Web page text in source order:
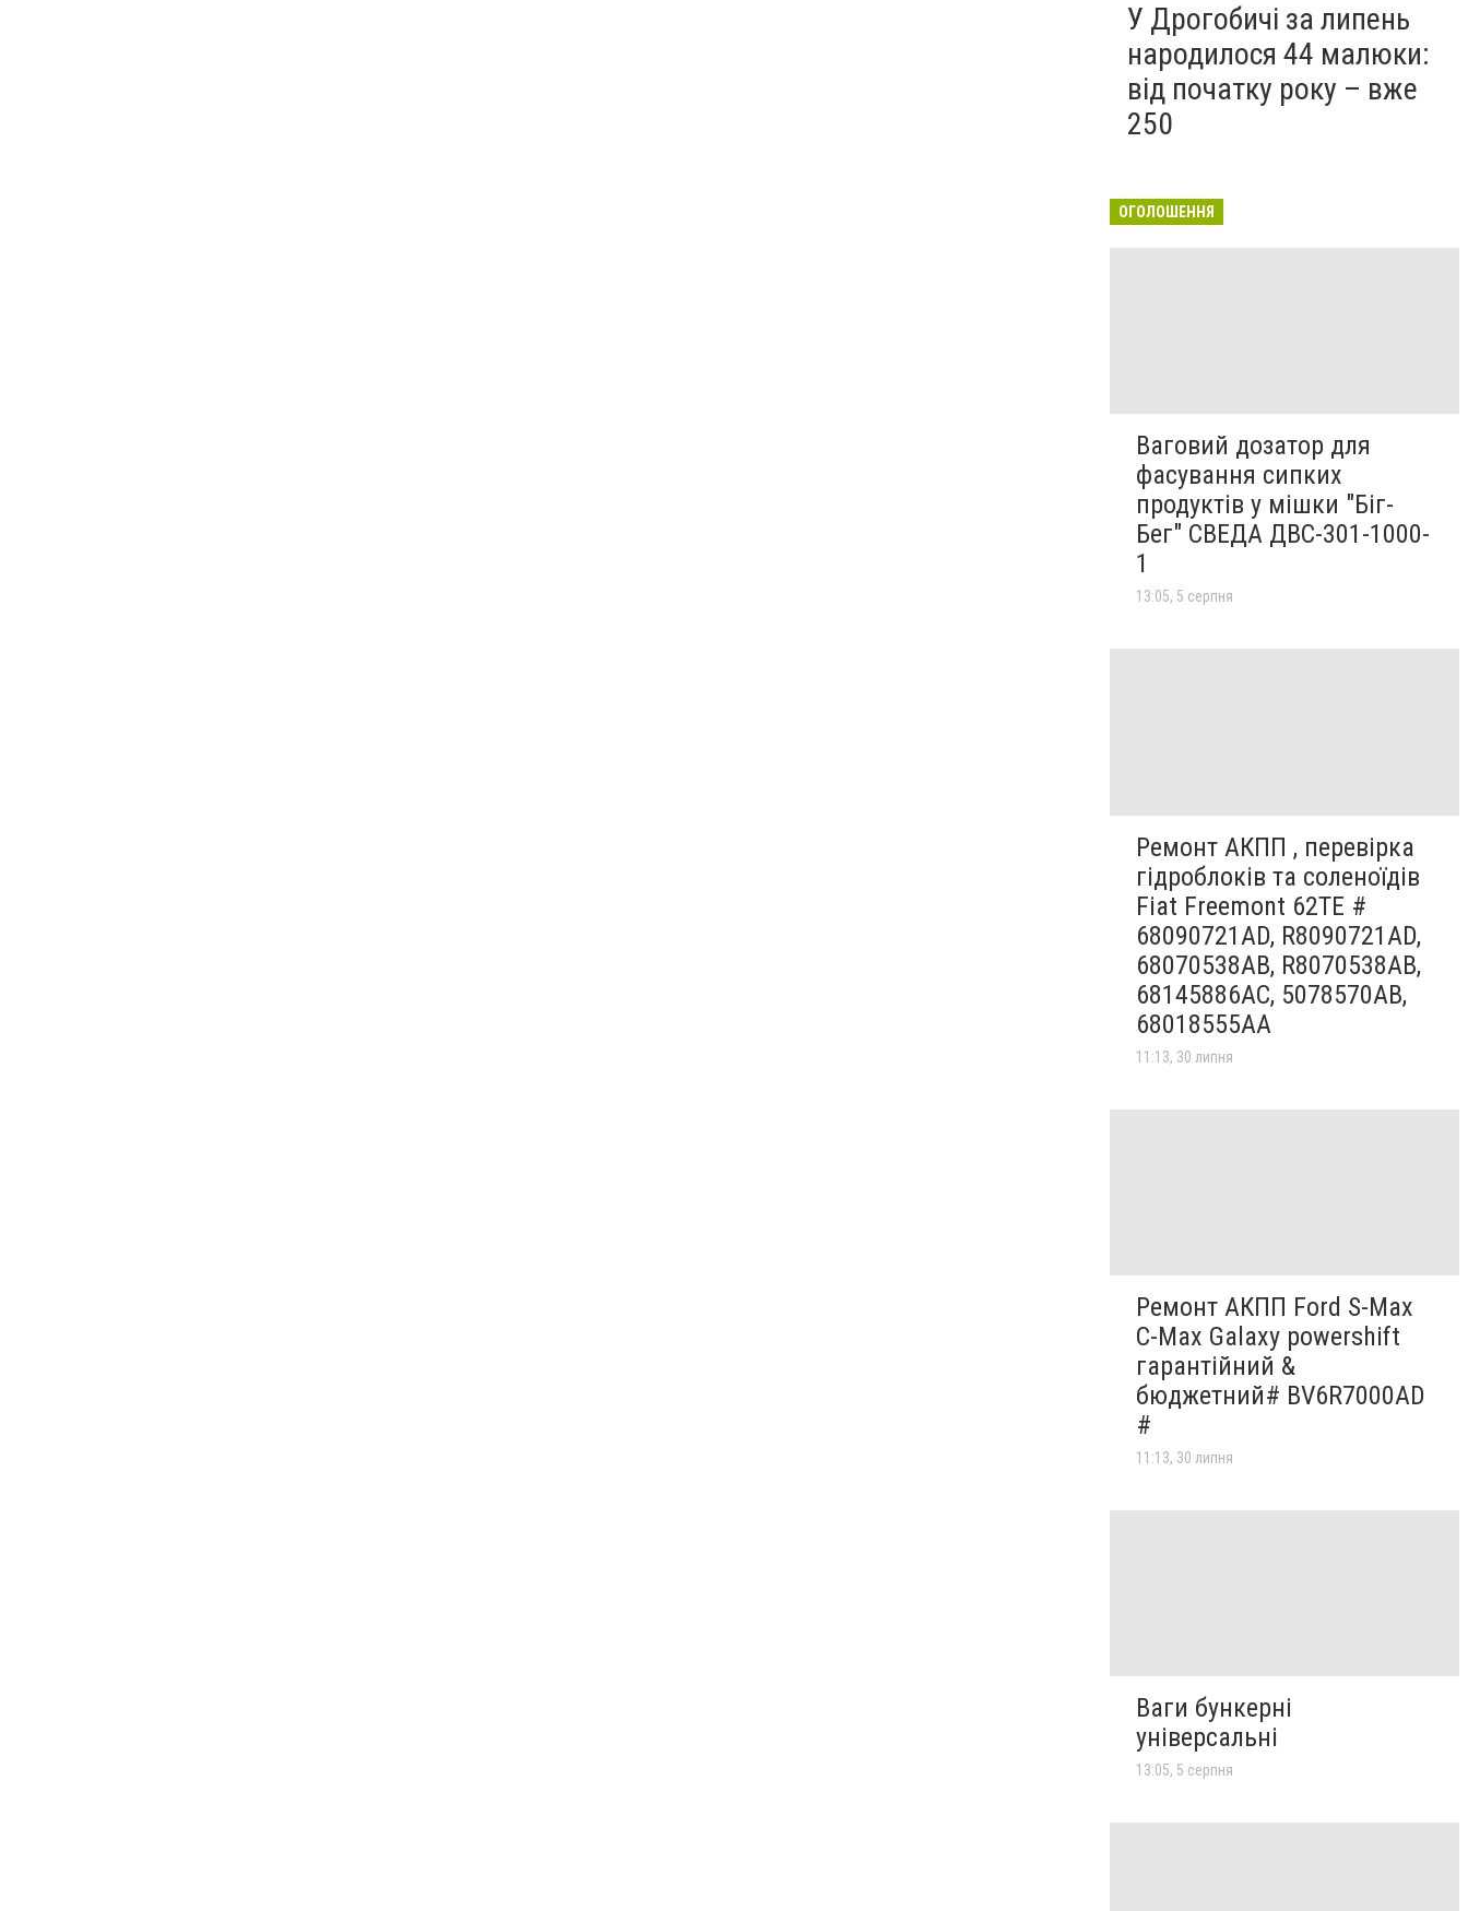
У Дрогобичі за липень
народилося 44 малюки:
від початку року – вже
250
ОГОЛОШЕННЯ
Ваговий дозатор для
фасування сипких
продуктів у мішки "Біг-
Бег" СВЕДА ДВС-301-1000-
1
13:05, 5 серпня
Ремонт АКПП , перевірка
гідроблоків та соленоїдів
Fiat Freemont 62TE #
68090721AD, R8090721AD,
68070538AB, R8070538AB,
68145886AC, 5078570AB,
68018555AA
11:13, 30 липня
Ремонт АКПП Ford S-Max
C-Max Galaxy powershift
гарантійний &
бюджетний# BV6R7000AD
#
11:13, 30 липня
Ваги бункерні
універсальні
13:05, 5 серпня